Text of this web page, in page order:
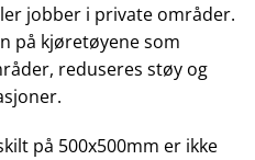
jobber i private områder.
på kjøretøyene som
reduseres støy og
på 500x500mm er ikke